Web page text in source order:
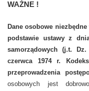
WAŻNE !
Dane osobowe
podstawie ustawy z
samorządowych (j.t.
czerwca 1974 r.
przeprowadzenia
osobowych jest